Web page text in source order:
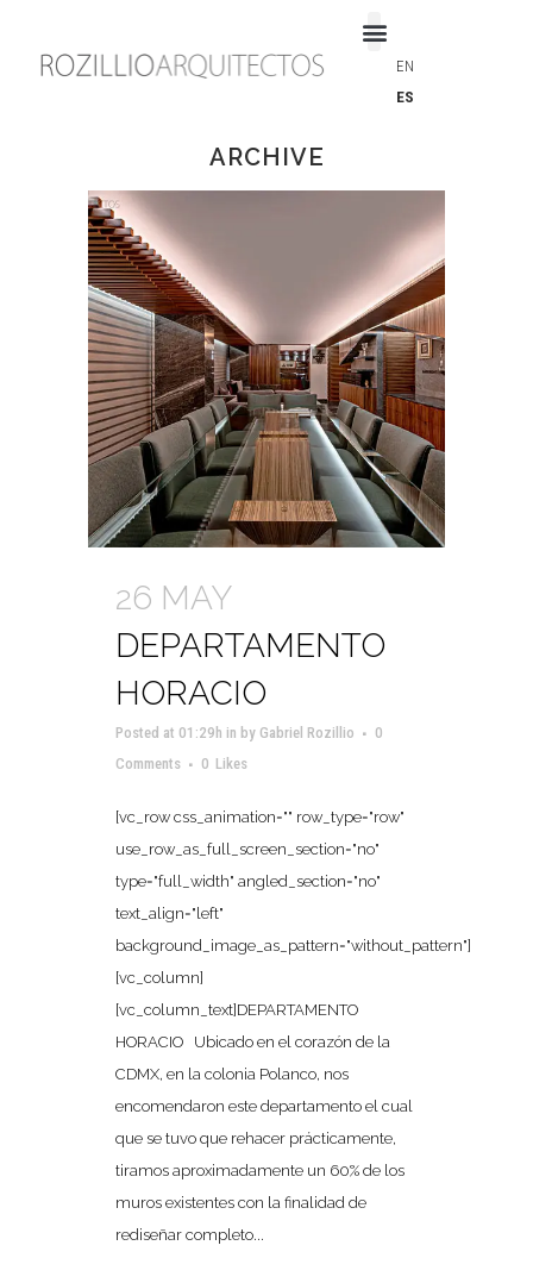
EN
ES
ARCHIVE
26 MAY
DEPARTAMENTO
HORACIO
Posted at 01:29h in by Gabriel Rozillio
0
Comments
0 Likes
[vc_row css_animation="" row_type="row"
use_row_as_full_screen_section="no"
type="full_width" angled_section="no"
text_align="left"
background_image_as_pattern="without_pattern"]
[vc_column]
[vc_column_text]DEPARTAMENTO
HORACIO Ubicado en el corazón de la
CDMX, en la colonia Polanco, nos
encomendaron este departamento el cual
que se tuvo que rehacer prácticamente,
tiramos aproximadamente un 60% de los
muros existentes con la finalidad de
rediseñar completo...